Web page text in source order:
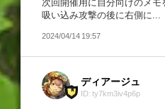
吸い込み攻撃の後に右側に...
2024/04/14 19:57
ディアージュ
ID: ty7km3iv4p6p